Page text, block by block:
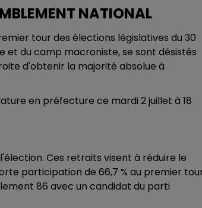
NATIONAL
tour des élections législatives du 30
et du camp macroniste, se sont désistés
d'obtenir la majorité absolue à
en préfecture ce mardi 2 juillet à 18
Ces retraits visent à réduire le
participation de 66,7 % au premier
86 avec un candidat du parti